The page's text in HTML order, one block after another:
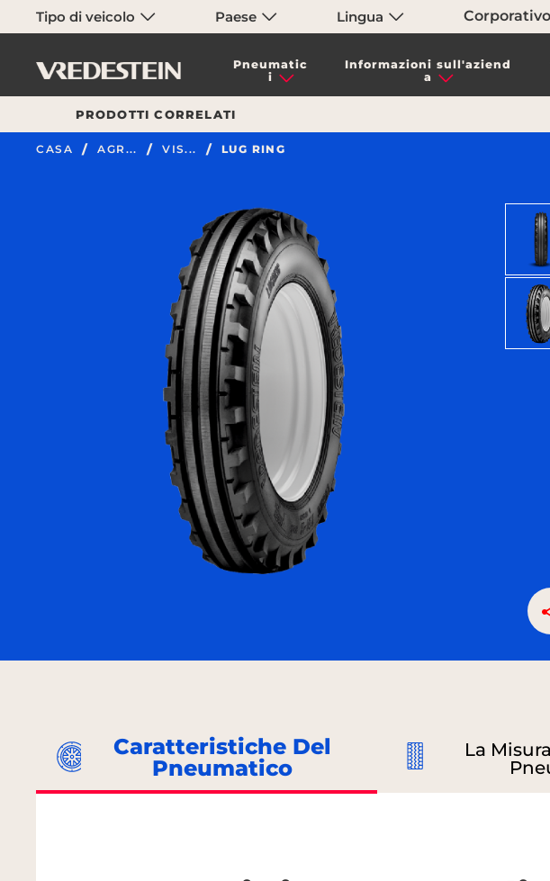
Tipo di veicolo Paese Lingua Corporativo
Pneumatic
i
Informazioni sull'aziend
a
PRODOTTI CORRELATI
CASA AGR... VIS... LUG RING
Caratteristiche Del
Pneumatico
La